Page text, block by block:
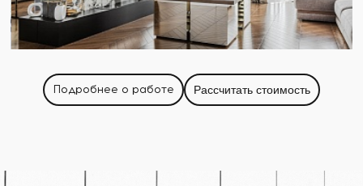
Подробнее о работе Рассчитать стоимость